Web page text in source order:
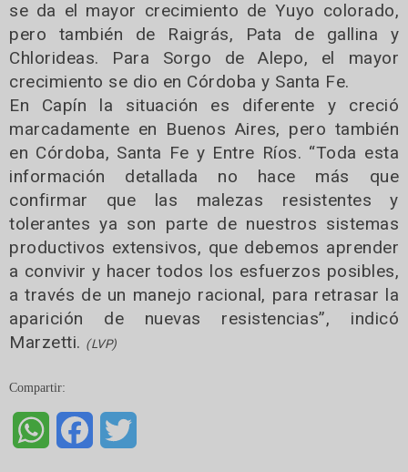
se da el mayor crecimiento de Yuyo colorado,
pero también de Raigrás, Pata de gallina y
Chlorideas. Para Sorgo de Alepo, el mayor
crecimiento se dio en Córdoba y Santa Fe.
En Capín la situación es diferente y creció
marcadamente en Buenos Aires, pero también
en Córdoba, Santa Fe y Entre Ríos. “Toda esta
información detallada no hace más que
confirmar que las malezas resistentes y
tolerantes ya son parte de nuestros sistemas
productivos extensivos, que debemos aprender
a convivir y hacer todos los esfuerzos posibles,
a través de un manejo racional, para retrasar la
aparición de nuevas resistencias”, indicó
Marzetti. (LVP)
Compartir:
WhatsAppFacebook